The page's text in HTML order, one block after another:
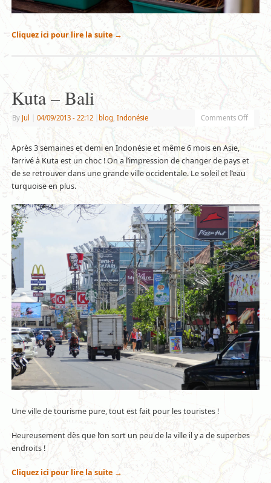
Cliquez ici pour lire la suite →
Kuta – Bali
By Jul 04/09/2013 - 22:12 blog Indonésie Comments Off
Après 3 semaines et demi en Indonésie et même 6 mois en Asie,
l’arrivé à Kuta est un choc ! On a l’impression de changer de pays et
de se retrouver dans une grande ville occidentale. Le soleil et l’eau
turquoise en plus.
Une ville de tourisme pure, tout est fait pour les touristes !
Heureusement dès que l’on sort un peu de la ville il y a de superbes
endroits !
Cliquez ici pour lire la suite →